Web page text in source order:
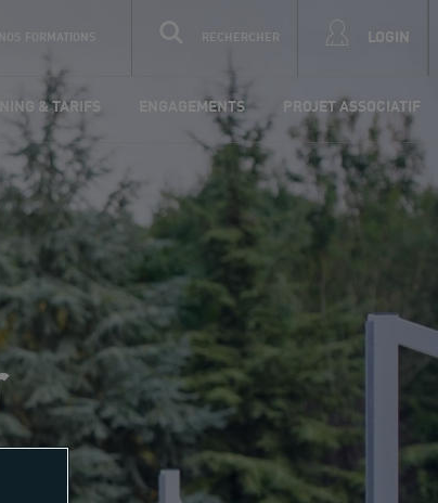
RECHERCHER LOGIN
& TARIFS ENGAGEMENTS PROJET ASSOCIATIF